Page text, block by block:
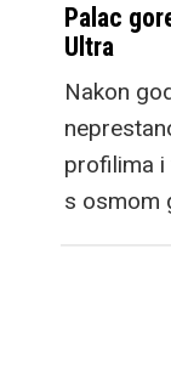
Palac
Ultra
Nakon
profilima i
s osmom